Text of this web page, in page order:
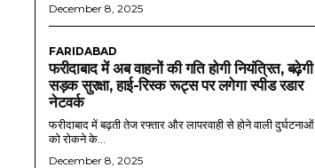
December 8, 2025
FARIDABAD
फरीदाबाद में अब वाहनों की गति होगी नियंत्रित, बढ़ेगी
सड़क सुरक्षा, हाई-रिस्क रूट्स पर लगेगा स्पीड रडार
नेटवर्क
फरीदाबाद में बढ़ती तेज रफ्तार और लापरवाही से होने वाली दुर्घटनाओं
को रोकने के...
December 8, 2025